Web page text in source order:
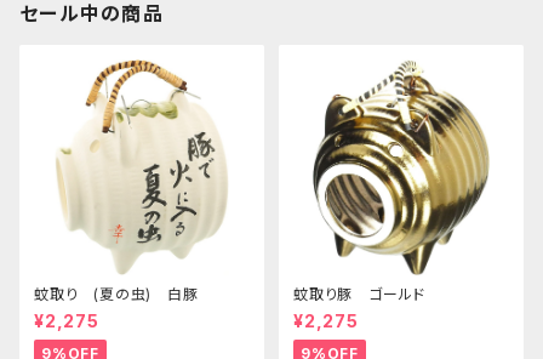
セール中の商品
蚊取り (夏の虫) 白豚
¥2,275
9%OFF
蚊取り豚 ゴールド
¥2,275
9%OFF